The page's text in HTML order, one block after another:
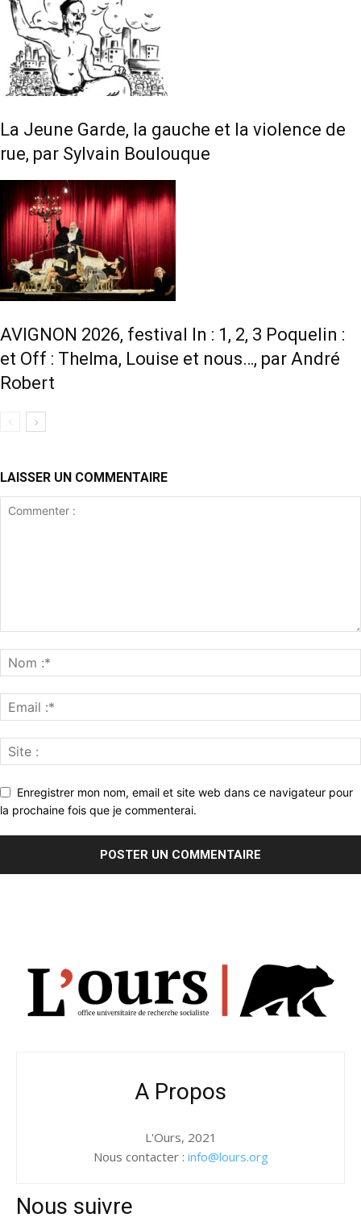
La Jeune Garde, la gauche et la violence de
rue, par Sylvain Boulouque
AVIGNON 2026, festival In : 1, 2, 3 Poquelin :
et Off : Thelma, Louise et nous…, par André
Robert
LAISSER UN COMMENTAIRE
Enregistrer mon nom, email et site web dans ce navigateur pour
la prochaine fois que je commenterai.
A Propos
L'Ours, 2021
Nous contacter : info@lours.org
Nous suivre